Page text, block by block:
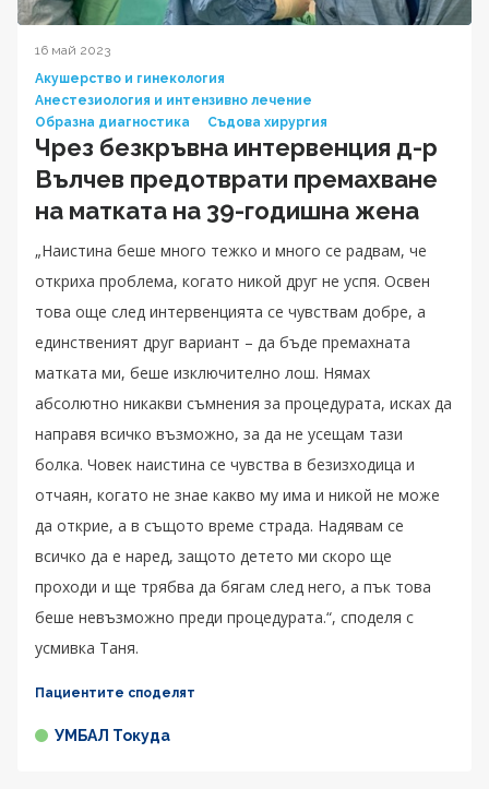
16 май 2023
Акушерство и гинекология
Анестезиология и интензивно лечение
Образна диагностика
Съдова хирургия
Чрез безкръвна интервенция д-р
Вълчев предотврати премахване
на матката на 39-годишна жена
„Наистина беше много тежко и много се радвам, че
откриха проблема, когато никой друг не успя. Освен
това още след интервенцията се чувствам добре, а
единственият друг вариант – да бъде премахната
матката ми, беше изключително лош. Нямах
абсолютно никакви съмнения за процедурата, исках да
направя всичко възможно, за да не усещам тази
болка. Човек наистина се чувства в безизходица и
отчаян, когато не знае какво му има и никой не може
да открие, а в същото време страда. Надявам се
всичко да е наред, защото детето ми скоро ще
проходи и ще трябва да бягам след него, а пък това
беше невъзможно преди процедурата.“, споделя с
усмивка Таня.
Пациентите споделят
УМБАЛ Токуда